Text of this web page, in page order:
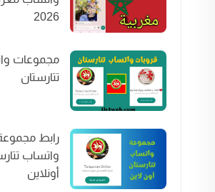
2026
مجموعات
تتارستان
رابط
واتساب
أونلاين